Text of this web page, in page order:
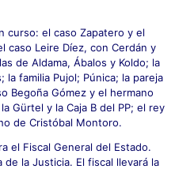
curso: el caso Zapatero y el
caso Leire Díez, con Cerdán y
de Aldama, Ábalos y Koldo; la
familia Pujol; Púnica; la pareja
Begoña Gómez y el hermano
Gürtel y la Caja B del PP; el rey
de Cristóbal Montoro.
el Fiscal General del Estado.
la Justicia. El fiscal llevará la